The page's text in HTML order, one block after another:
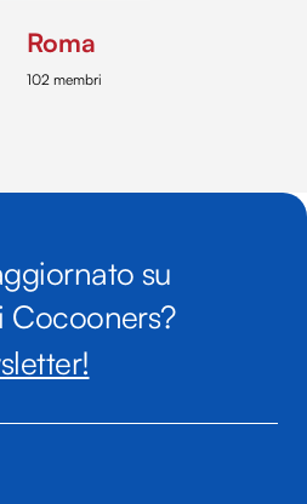
Roma
102 membri
su
Cocooners?